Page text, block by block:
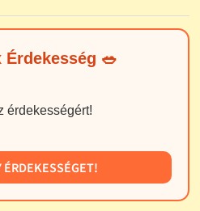
Érdekesség 🥗
érdekességért!
ÉRDEKESSÉGET!